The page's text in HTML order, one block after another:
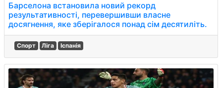
Барселона встановила новий рекорд
результативності, перевершивши власне
досягнення, яке зберігалося понад сім десятиліть.
Спорт Ліга Іспанія